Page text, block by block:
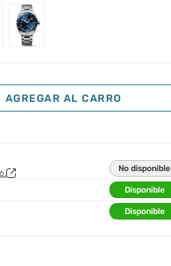
AGREGAR AL CARRO
No disponible
Disponible
Disponible